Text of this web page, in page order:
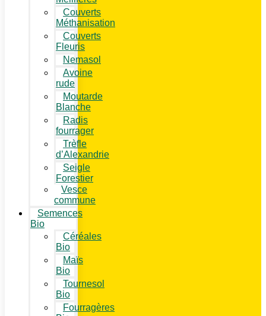
Couverts
Méthanisation
Couverts
Fleuris
Nemasol
Avoine
rude
Moutarde
Blanche
Radis
fourrager
Trèfle
d’Alexandrie
Seigle
Forestier
Vesce
commune
Semences
Bio
Céréales
Bio
Maïs
Bio
Tournesol
Bio
Fourragères